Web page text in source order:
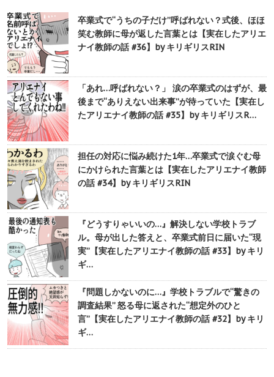
卒業式で“うちの子だけ”呼ばれない？式後、ほほ
笑む教師に母が返した言葉とは【実在したアリエ
ナイ教師の話 #36】by キリギリスRIN
「あれ…呼ばれない？」 涙の卒業式のはずが、最
後まで“ありえない出来事”が待っていた【実在し
たアリエナイ教師の話 #35】by キリギリスR…
担任の対応に悩み続けた1年…卒業式で涙ぐむ母
にかけられた言葉とは【実在したアリエナイ教師
の話 #34】by キリギリスRIN
『どうすりゃいいの…』解決しない学校トラブ
ル。母が出した答えと、卒業式前日に届いた“現
実”【実在したアリエナイ教師の話 #33】by キリ
ギ…
『問題しかないのに…』学校トラブルで“驚きの
調査結果” 怒る母に返された“想定外のひと
言”【実在したアリエナイ教師の話 #32】by キリ
ギ…